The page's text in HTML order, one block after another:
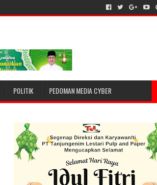
POLITIK PEDOMAN MEDIA CYBER